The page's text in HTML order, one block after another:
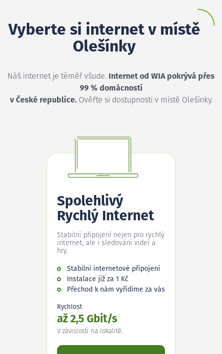
Vyberte si internet v místě
Olešínky
Náš internet je téměř všude. Internet od WIA pokrývá přes
99 % domácností
v České republice.Ověřte si dostupnosti v místě Olešínky.
Spolehlivý
Rychlý Internet
Stabilní připojení nejen pro rychlý
internet, ale i sledování videí a
hry.
Stabilní internetové připojení
Instalace již za 1 Kč
Přechod k nám vyřídíme za vás
Rychlost
až 2,5 Gbit/s
V závislosti na lokalitě.